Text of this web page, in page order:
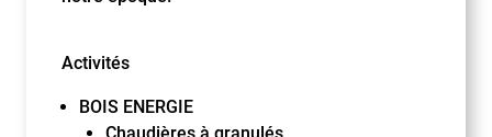
Activités
BOIS ENERGIE